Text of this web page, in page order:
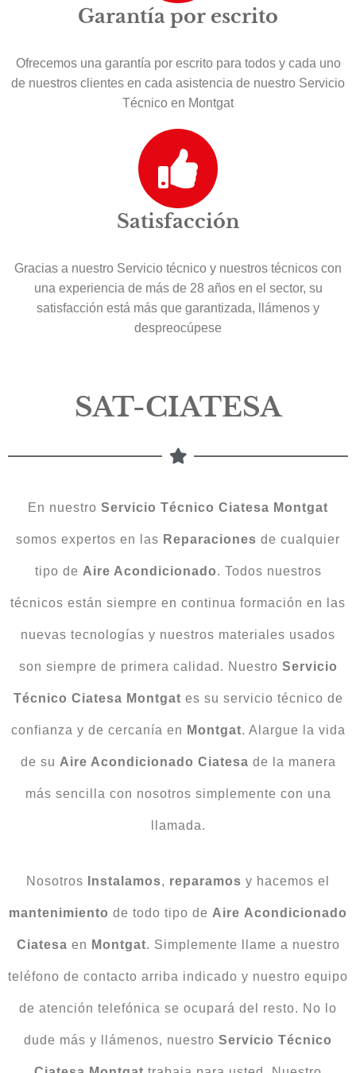
Garantía por escrito
Ofrecemos una garantía por escrito para todos y cada uno
de nuestros clientes en cada asistencia de nuestro Servicio
Técnico en Montgat
Satisfacción
Gracias a nuestro Servicio técnico y nuestros técnicos con
una experiencia de más de 28 años en el sector, su
satisfacción está más que garantizada, llámenos y
despreocúpese
SAT-CIATESA
En nuestro Servicio Técnico Ciatesa Montgat
somos expertos en las Reparaciones de cualquier
tipo de Aire Acondicionado. Todos nuestros
técnicos están siempre en continua formación en las
nuevas tecnologías y nuestros materiales usados
son siempre de primera calidad. Nuestro Servicio
Técnico Ciatesa Montgat es su servicio técnico de
confianza y de cercanía en Montgat. Alargue la vida
de su Aire Acondicionado Ciatesa de la manera
más sencilla con nosotros simplemente con una
llamada.
Nosotros Instalamos, reparamos y hacemos el
mantenimiento de todo tipo de Aire Acondicionado
Ciatesa en Montgat. Simplemente llame a nuestro
teléfono de contacto arriba indicado y nuestro equipo
de atención telefónica se ocupará del resto. No lo
dude más y llámenos, nuestro Servicio Técnico